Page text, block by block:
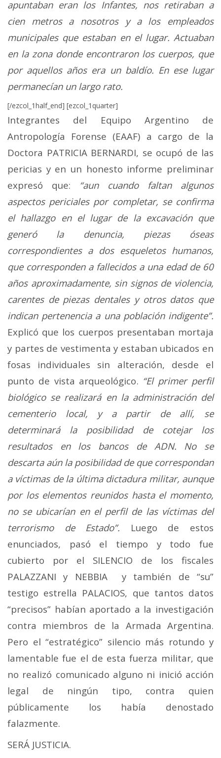
apuntaban eran los Infantes, nos retiraban a
cien metros a nosotros y a los empleados
municipales que estaban en el lugar. Actuaban
en la zona donde encontraron los cuerpos, que
por aquellos años era un baldío. En ese lugar
permanecían un largo rato.
[/ezcol_1half_end] [ezcol_1quarter]
Integrantes del Equipo Argentino de
Antropología Forense (EAAF) a cargo de la
Doctora PATRICIA BERNARDI, se ocupó de las
pericias y en un honesto informe preliminar
expresó que: “aun cuando faltan algunos
aspectos periciales por completar, se confirma
el hallazgo en el lugar de la excavación que
generó la denuncia, piezas óseas
correspondientes a dos esqueletos humanos,
que corresponden a fallecidos a una edad de 60
años aproximadamente, sin signos de violencia,
carentes de piezas dentales y otros datos que
indican pertenencia a una población indigente”.
Explicó que los cuerpos presentaban mortaja
y partes de vestimenta y estaban ubicados en
fosas individuales sin alteración, desde el
punto de vista arqueológico. “El primer perfil
biológico se realizará en la administración del
cementerio local, y a partir de allí, se
determinará la posibilidad de cotejar los
resultados en los bancos de ADN. No se
descarta aún la posibilidad de que correspondan
a víctimas de la última dictadura militar, aunque
por los elementos reunidos hasta el momento,
no se ubicarían en el perfil de las víctimas del
terrorismo de Estado”. Luego de estos
enunciados, pasó el tiempo y todo fue
cubierto por el SILENCIO de los fiscales
PALAZZANI y NEBBIA y también de “su”
testigo estrella PALACIOS, que tantos datos
“precisos” habían aportado a la investigación
contra miembros de la Armada Argentina.
Pero el “estratégico” silencio más rotundo y
lamentable fue el de esta fuerza militar, que
no realizó comunicado alguno ni inició acción
legal de ningún tipo, contra quien
públicamente los había denostado
falazmente.
SERÁ JUSTICIA.